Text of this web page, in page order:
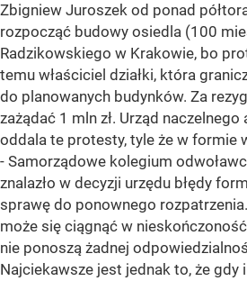
Zbigniew Juroszek od ponad
rozpocząć budowy osiedla (100
Radzikowskiego w Krakowie, bo
temu właściciel działki, która
do planowanych budynków. Za
zażądać 1 mln zł. Urząd
oddala te protesty, tyle że w formie
- Samorządowe kolegium
znalazło w decyzji urzędu błędy
sprawę do ponownego
może się ciągnąć w
nie ponoszą żadnej
Najciekawsze jest jednak to, że gdy